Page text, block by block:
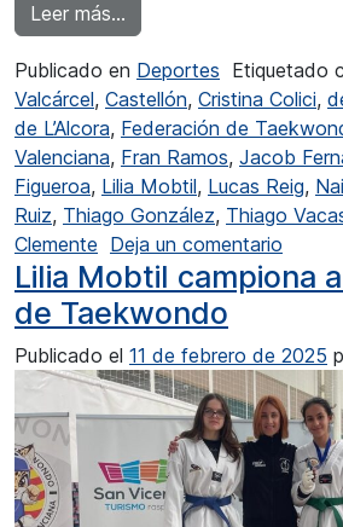
Leer más…
Publicado en Deportes Etiquetado
Valcárcel, Castellón, Cristina Colici,
de L’Alcora, Federación de
Valenciana, Fran Ramos, Jacob
Figueroa, Lilia Mobtil, Lucas Reig,
Ruiz, Thiago González, Thiago
Clemente Deja un comentario
Lilia Mobtil campiona
de Taekwondo
Publicado el 11 de febrero de 2025